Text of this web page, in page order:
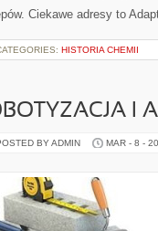
Ciekawe adresy to
HISTORIA CHEMII
I
BY ADMIN MAR - 8 -